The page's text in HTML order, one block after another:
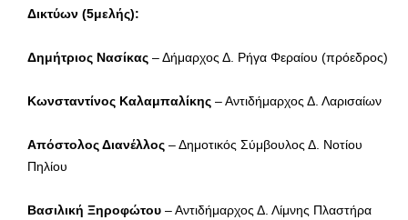
Δικτύων (5μελής):
Δημήτριος Νασίκας – Δήμαρχος Δ. Ρήγα Φεραίου (πρόεδρος)
Κωνσταντίνος Καλαμπαλίκης – Αντιδήμαρχος Δ. Λαρισαίων
Απόστολος Διανέλλος – Δημοτικός Σύμβουλος Δ. Νοτίου
Πηλίου
Βασιλική Ξηροφώτου – Αντιδήμαρχος Δ. Λίμνης Πλαστήρα